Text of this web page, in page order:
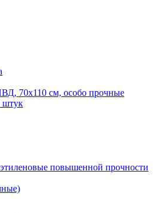
70х110 см, особо прочные
штук
повышенной прочности